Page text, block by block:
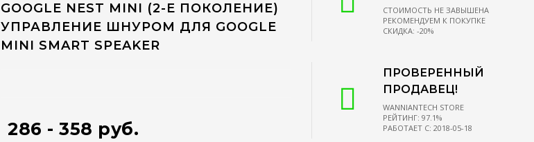
GOOGLE NEST MINI (2-Е ПОКОЛЕНИЕ)
УПРАВЛЕНИЕ ШНУРОМ ДЛЯ GOOGLE
MINI SMART SPEAKER
286 - 358 руб.
СТОИМОСТЬ НЕ ЗАВЫШЕНА
РЕКОМЕНДУЕМ К ПОКУПКЕ
СКИДКА: -20%
ПРОВЕРЕННЫЙ
ПРОДАВЕЦ!
WANNIANTECH STORE
РЕЙТИНГ: 97.1%
РАБОТАЕТ С: 2018-05-18